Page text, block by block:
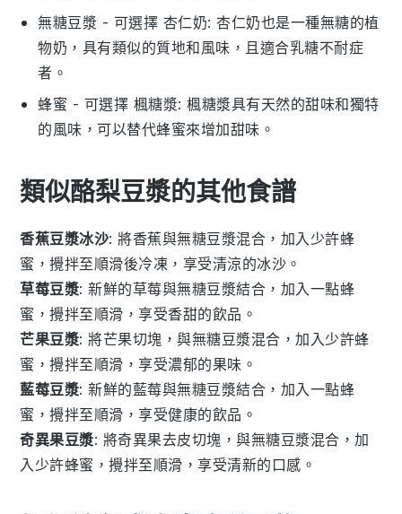
無糖豆漿 - 可選擇 杏仁奶: 杏仁奶也是一種無糖的植
物奶，具有類似的質地和風味，且適合乳糖不耐症
者。
蜂蜜 - 可選擇 楓糖漿: 楓糖漿具有天然的甜味和獨特
的風味，可以替代蜂蜜來增加甜味。
類似酪梨豆漿的其他食譜
香蕉豆漿冰沙: 將香蕉與無糖豆漿混合，加入少許蜂
蜜 ，攪拌至順滑後冷凍，享受清涼的冰沙 。
草莓豆漿: 新鮮的草莓與無糖豆漿結合，加入一點蜂
蜜 ，攪拌至順滑，享受香甜的飲品 。
芒果豆漿: 將芒果切塊，與無糖豆漿混合，加入少許蜂
蜜 ，攪拌至順滑，享受濃郁的果味 。
藍莓豆漿: 新鮮的藍莓與無糖豆漿結合，加入一點蜂
蜜 ，攪拌至順滑，享受健康的飲品 。
奇異果豆漿: 將奇異果去皮切塊，與無糖豆漿混合，加
入少許蜂蜜 ，攪拌至順滑，享受清新的 口感 。